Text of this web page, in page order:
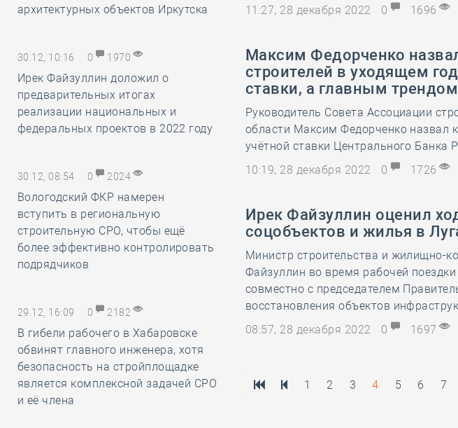
архитектурных объектов Иркутска
30.12, 10:16 0 1970
Ирек Файзуллин доложил о
предварительных итогах
реализации национальных и
федеральных проектов в 2022 году
30.12, 08:54 0 2024
Вологодский ФКР намерен
вступить в региональную
строительную СРО, чтобы ещё
более эффективно контролировать
подрядчиков
29.12, 16:09 0 2182
В гибели рабочего в Хабаровске
обвинят главного инженера, хотя
безопасность на стройплощадке
является комплексной задачей СРО
и её члена
11:27, 28 декабря 2022
0 1696
Максим Федорченко
строителей в уходящем
ставки, а главным
Руководитель Совета Ассоциации
области Максим Федорченко назвал
учётной ставки Центрального Банка
10:19, 28 декабря 2022
0 1726
Ирек Файзуллин оценил
соцобъектов и жилья в
Министр строительства и жилищно-
Файзуллин во время рабочей
совместно с председателем
восстановления объектов
08:57, 28 декабря 2022
0 1697
1 2 3 4 5 6 7